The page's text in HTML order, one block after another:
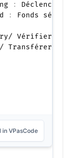
:
: Fonds
Vérifier les
in VPasCode